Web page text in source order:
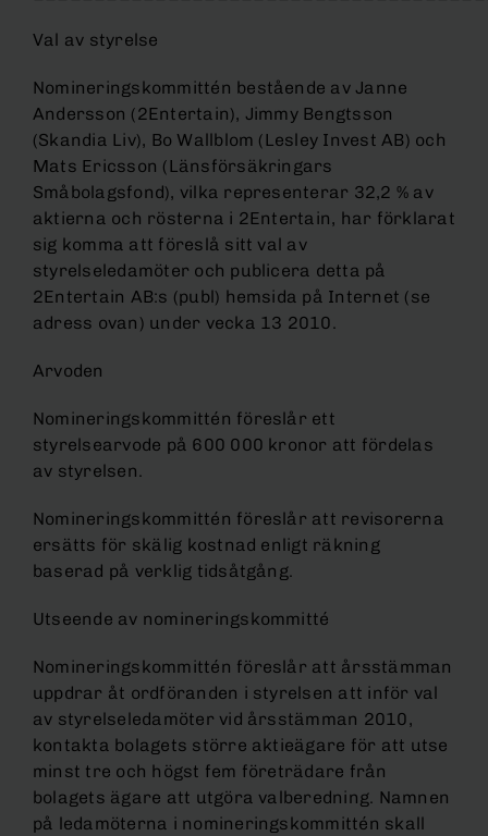
Val av styrelse
Nomineringskommittén bestående av Janne
Andersson (2Entertain), Jimmy Bengtsson
(Skandia Liv), Bo Wallblom (Lesley Invest AB) och
Mats Ericsson (Länsförsäkringars
Småbolagsfond), vilka representerar 32,2 % av
aktierna och rösterna i 2Entertain, har förklarat
sig komma att föreslå sitt val av
styrelseledamöter och publicera detta på
2Entertain AB:s (publ) hemsida på Internet (se
adress ovan) under vecka 13 2010.
Arvoden
Nomineringskommittén föreslår ett
styrelsearvode på 600 000 kronor att fördelas
av styrelsen.
Nomineringskommittén föreslår att revisorerna
ersätts för skälig kostnad enligt räkning
baserad på verklig tidsåtgång.
Utseende av nomineringskommitté
Nomineringskommittén föreslår att årsstämman
uppdrar åt ordföranden i styrelsen att inför val
av styrelseledamöter vid årsstämman 2010,
kontakta bolagets större aktieägare för att utse
minst tre och högst fem företrädare från
bolagets ägare att utgöra valberedning. Namnen
på ledamöterna i nomineringskommittén skall